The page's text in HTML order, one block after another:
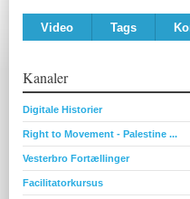
Video Tags
Kanaler
Digitale Historier
Right to Movement - Palestine ...
Vesterbro Fortællinger
Facilitatorkursus